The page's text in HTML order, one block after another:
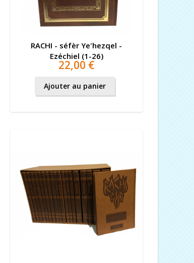
RACHI - séfèr Ye'hezqel -
Ezéchiel (1-26)
22,00 €
Ajouter au panier